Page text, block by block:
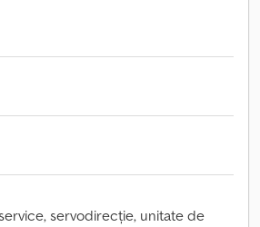
servodirecție, unitate de